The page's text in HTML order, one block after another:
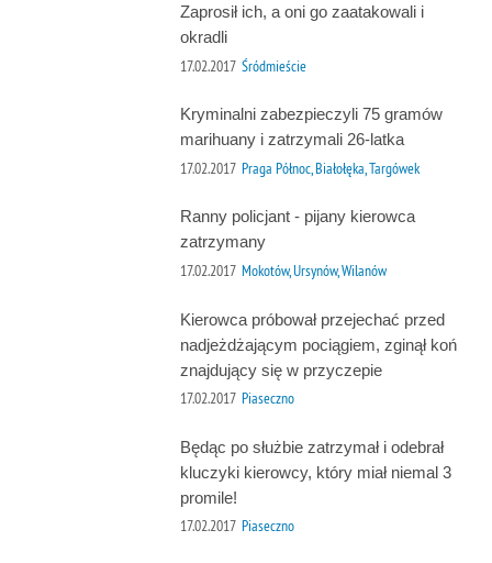
Zaprosił ich, a oni go zaatakowali i
okradli
17.02.2017 Śródmieście
Kryminalni zabezpieczyli 75 gramów
marihuany i zatrzymali 26-latka
17.02.2017 Praga Północ, Białołęka, Targówek
Ranny policjant - pijany kierowca
zatrzymany
17.02.2017 Mokotów, Ursynów, Wilanów
Kierowca próbował przejechać przed
nadjeżdżającym pociągiem, zginął koń
znajdujący się w przyczepie
17.02.2017 Piaseczno
Będąc po służbie zatrzymał i odebrał
kluczyki kierowcy, który miał niemal 3
promile!
17.02.2017 Piaseczno